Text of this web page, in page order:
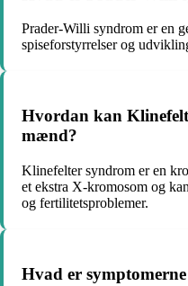
Prader-Willi syndrom er en
spiseforstyrrelser og
Hvordan kan
mænd?
Klinefelter syndrom er en
et ekstra X-kromosom og
og fertilitetsproblemer.
Hvad er